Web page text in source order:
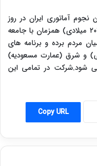
نجوم آماتوری ایران در روز
شنبه ۲۵ اردیبهشت (برابر ۱۴ ماه مه ۲۰۱۶ میلادی) همزمان با جامعه
مردم برده و برنامه های
و شرق (عمارت مسعودیه)
شود.شرکت در تمامی این
Copy URL